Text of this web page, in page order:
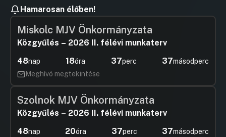
Hamarosan élőben!
Miskolc MJV Önkormányzata
Közgyűlés – 2026 II. félévi munkaterv
48nap 18óra 37perc 36másodperc
Meghívó megtekintése
Szolnok MJV Önkormányzata
Közgyűlés – 2026 II. félévi munkaterv
48nap 20óra 37perc 36másodperc